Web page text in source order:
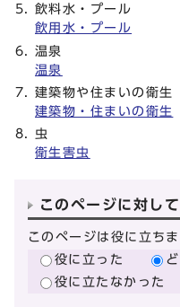
飲料水・プール
飲用水・プール
温泉
温泉
建築物や住まいの衛生
建築物・住まいの衛生
虫
衛生害虫
このページに対し
このページは役に立ち
役に立った
役に立たなかった